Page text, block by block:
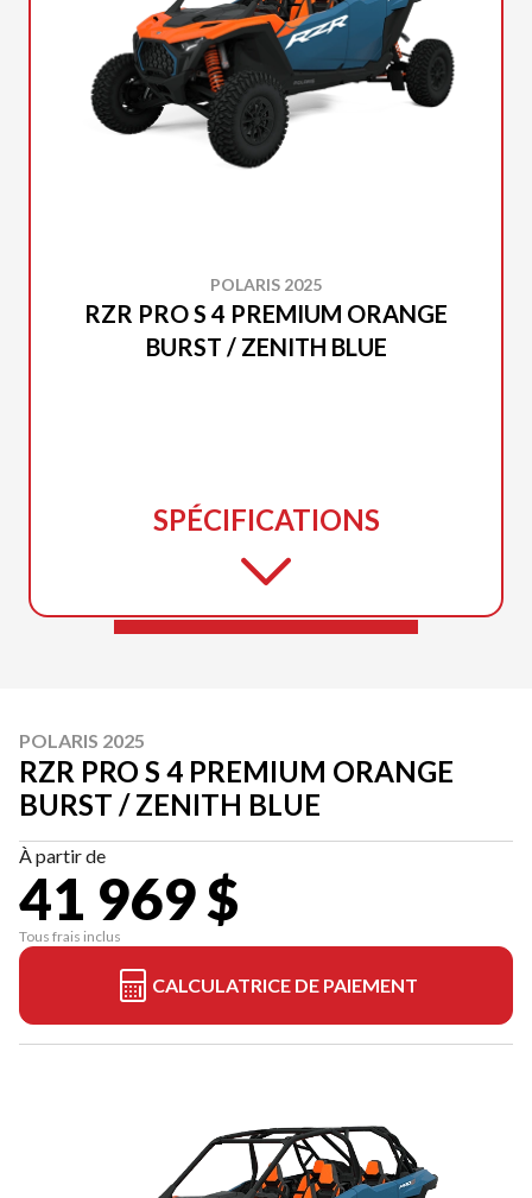
POLARIS 2025
RZR PRO S 4 PREMIUM ORANGE
BURST / ZENITH BLUE
SPÉCIFICATIONS
POLARIS 2025
RZR PRO S 4 PREMIUM ORANGE
BURST / ZENITH BLUE
À partir de
41 969 $
Tous frais inclus
CALCULATRICE DE PAIEMENT